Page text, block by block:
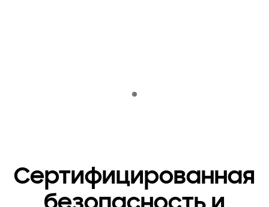
Сертифицированная